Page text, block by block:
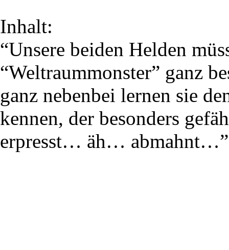
Inhalt:
“Unsere beiden Helden
“Weltraummonster” ganz
ganz nebenbei lernen sie
kennen, der besonders
erpresst… äh… abmahnt…”